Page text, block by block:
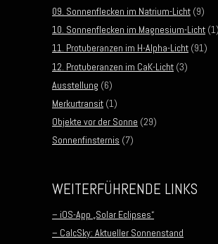
09. Sonnenflecken im Natrium-Licht (9)
10. Sonnenflecken im Magnesium-Licht (1)
11. Protuberanzen im H-Alpha-Licht (91)
12. Protuberanzen im CaK-Licht (3)
Ausstellung (6)
Merkurtransit (1)
Objekte vor der Sonne (29)
Sonnenfinsternis (7)
WEITERFÜHRENDE LINKS
– iOS-App „Solar Eclipses“
– CalcSky: Aktueller Sonnenstand